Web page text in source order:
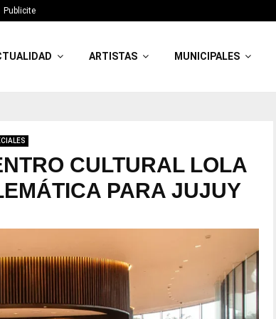
Publicite
ARTISTAS MUNICIPALES
CULTURAL LOLA
PARA JUJUY